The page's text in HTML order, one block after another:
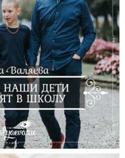
Не Ходят В Школу